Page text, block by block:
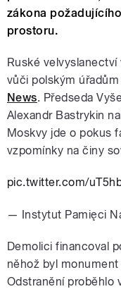
zákona
prostoru.
Ruské
vůči polským
News. Předseda
Alexandr Bastrykin
Moskvy jde o pokus
vzpomínky na činy
pic.twitter.com/
— Instytut Pamięci
Demolici financoval
něhož byl
Odstranění proběhlo